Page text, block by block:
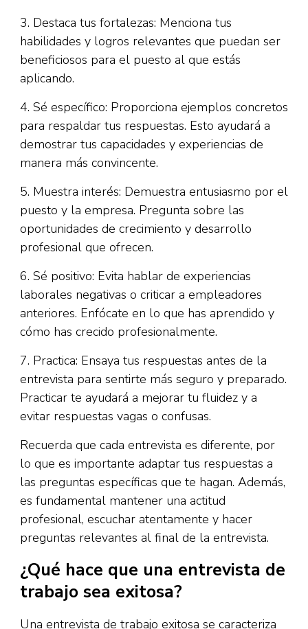
3. Destaca tus fortalezas: Menciona tus
habilidades y logros relevantes que puedan ser
beneficiosos para el puesto al que estás
aplicando.
4. Sé específico: Proporciona ejemplos concretos
para respaldar tus respuestas. Esto ayudará a
demostrar tus capacidades y experiencias de
manera más convincente.
5. Muestra interés: Demuestra entusiasmo por el
puesto y la empresa. Pregunta sobre las
oportunidades de crecimiento y desarrollo
profesional que ofrecen.
6. Sé positivo: Evita hablar de experiencias
laborales negativas o criticar a empleadores
anteriores. Enfócate en lo que has aprendido y
cómo has crecido profesionalmente.
7. Practica: Ensaya tus respuestas antes de la
entrevista para sentirte más seguro y preparado.
Practicar te ayudará a mejorar tu fluidez y a
evitar respuestas vagas o confusas.
Recuerda que cada entrevista es diferente, por
lo que es importante adaptar tus respuestas a
las preguntas específicas que te hagan. Además,
es fundamental mantener una actitud
profesional, escuchar atentamente y hacer
preguntas relevantes al final de la entrevista.
¿Qué hace que una entrevista de
trabajo sea exitosa?
Una entrevista de trabajo exitosa se caracteriza